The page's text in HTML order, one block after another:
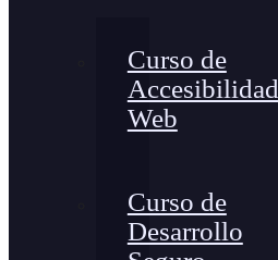
Curso de
Accesibilidad
Web
Curso de
Desarrollo